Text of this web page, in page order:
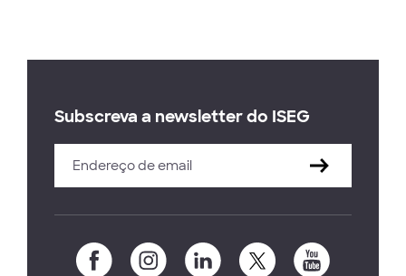
Subscreva a newsletter do ISEG